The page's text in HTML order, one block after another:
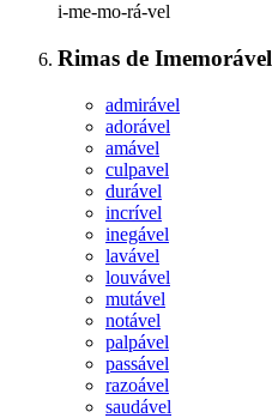
i-me-mo-rá-vel
Rimas de Imemorável
admirável
adorável
amável
culpavel
durável
incrível
inegável
lavável
louvável
mutável
notável
palpável
passável
razoável
saudável